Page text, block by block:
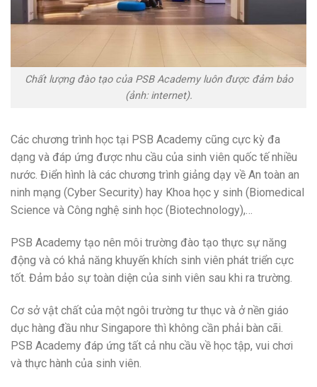
Chất lượng đào tạo của PSB Academy luôn được đảm bảo
(ảnh: internet).
Các chương trình học tại PSB Academy cũng cực kỳ đa
dạng và đáp ứng được nhu cầu của sinh viên quốc tế nhiều
nước. Điển hình là các chương trình giảng dạy về An toàn an
ninh mạng (Cyber Security) hay Khoa học y sinh (Biomedical
Science và Công nghệ sinh học (Biotechnology),…
PSB Academy tạo nên môi trường đào tạo thực sự năng
động và có khả năng khuyến khích sinh viên phát triển cực
tốt. Đảm bảo sự toàn diện của sinh viên sau khi ra trường.
Cơ sở vật chất của một ngôi trường tư thục và ở nền giáo
dục hàng đầu như Singapore thì không cần phải bàn cãi.
PSB Academy đáp ứng tất cả nhu cầu về học tập, vui chơi
và thực hành của sinh viên.